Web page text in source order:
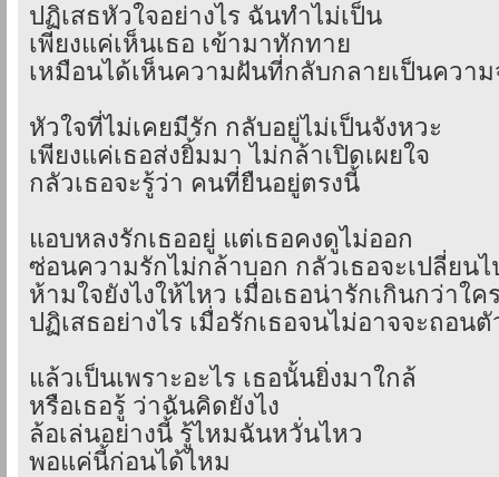
ปฏิเสธหัวใจอย่างไร ฉันทำไม่เป็น
เพียงแค่เห็นเธอ เข้ามาทักทาย
เหมือนได้เห็นความฝันที่กลับกลายเป็นความ
หัวใจที่ไม่เคยมีรัก กลับอยู่ไม่เป็นจังหวะ
เพียงแค่เธอส่งยิ้มมา ไม่กล้าเปิดเผยใจ
กลัวเธอจะรู้ว่า คนที่ยืนอยู่ตรงนี้
แอบหลงรักเธออยู่ แต่เธอคงดูไม่ออก
ซ่อนความรักไม่กล้าบอก กลัวเธอจะเปลี่ยนไ
ห้ามใจยังไงให้ไหว เมื่อเธอน่ารักเกินกว่าใค
ปฏิเสธอย่างไร เมื่อรักเธอจนไม่อาจจะถอนตั
แล้วเป็นเพราะอะไร เธอนั้นยิ่งมาใกล้
หรือเธอรู้ ว่าฉันคิดยังไง
ล้อเล่นอย่างนี้ รู้ไหมฉันหวั่นไหว
พอแค่นี้ก่อนได้ไหม